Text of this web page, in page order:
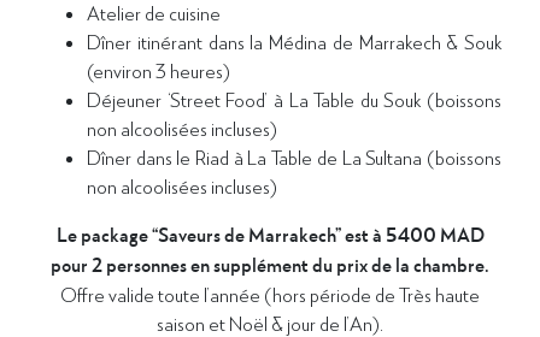
Atelier de cuisine
Dîner itinérant dans la Médina de Marrakech & Souk
(environ 3 heures)
Déjeuner ‘Street Food’ à La Table du Souk (boissons
non alcoolisées incluses)
Dîner dans le Riad à La Table de La Sultana (boissons
non alcoolisées incluses)
Le package “Saveurs de Marrakech” est à 5400 MAD
pour 2 personnes en supplément du prix de la chambre.
Offre valide toute l’année (hors période de Très haute
saison et Noël & jour de l’An).